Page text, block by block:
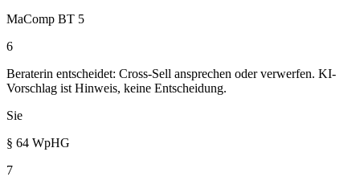
MaComp BT 5
6
Beraterin entscheidet: Cross-Sell ansprechen oder verwerfen. KI-
Vorschlag ist Hinweis, keine Entscheidung.
Sie
§ 64 WpHG
7